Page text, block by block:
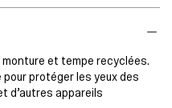
et tempe recyclées.
pour protéger les yeux des
d’autres appareils